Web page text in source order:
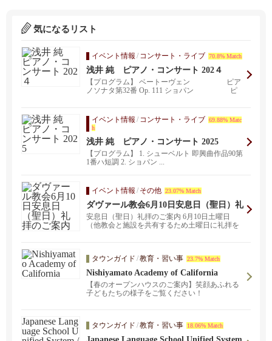
気になるリスト
イベント情報 / コンサート・ライブ 70.8% Match
浅井 純 ピアノ・コンサート 202４
【プログラム】 ベートーヴェン ピア
ノソナタ第32番 Op. 111 ショパン ピ
イベント情報 / コンサート・ライブ 69.88% Matc
h
浅井 純 ピアノ・コンサート 2025
【プログラム】 1. シューベルト 即興曲作品90第
1番ハ短調 2. ショパン ...
イベント情報 / その他 23.07% Match
ダヴァール教会6月10日安息日（聖日）礼
拝のご案内
安息日（聖日）礼拝のご案内 6月10日土曜日
（他教会と施設を共有するため土曜日に礼拝を
タウンガイド /教育・習い事 23.7% Match
Nishiyamato Academy of California
【春のオープンハウスのご案内】笑顔あふれる
子どもたちの様子をご覧ください！
タウンガイド /教育・習い事 18.06% Match